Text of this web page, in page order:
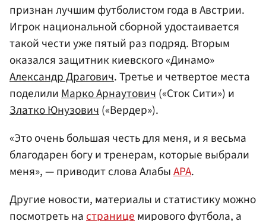
признан лучшим футболистом года в Австрии.
Игрок национальной сборной удостаивается
такой чести уже пятый раз подряд. Вторым
оказался защитник киевского «Динамо»
Александр Драгович. Третье и четвертое места
поделилиМарко Арнаутович(«Сток Сити») и
Златко Юнузович(«Вердер»).
«Это очень большая честь для меня, и я весьма
благодарен богу и тренерам, которые выбрали
меня», — приводит слова АлабыAPA.
Другие новости, материалы и статистику можно
посмотреть настраницемирового футбола, а